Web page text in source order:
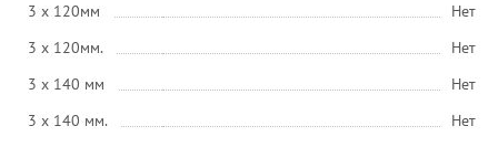
3 x 120мм
Нет
3 x 120мм.
Нет
3 x 140 мм
Нет
3 x 140 мм.
Нет